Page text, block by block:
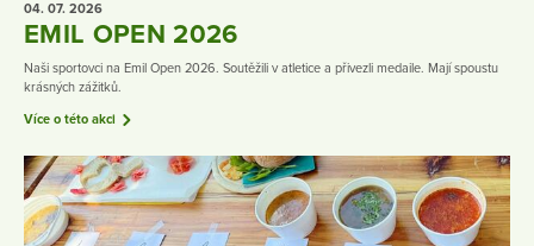
04. 07. 2026
EMIL OPEN 2026
Naši sportovci na Emil Open 2026. Soutěžili v atletice a přivezli medaile. Mají spoustu
krásných zážitků.
Více o této akci